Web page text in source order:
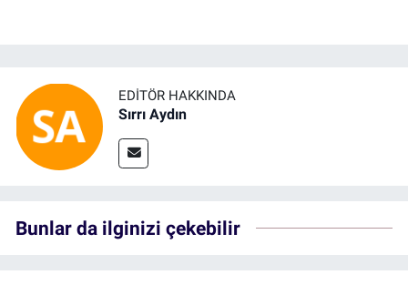
EDITÖR HAKKINDA
Sırrı Aydın
Bunlar da ilginizi çekebilir